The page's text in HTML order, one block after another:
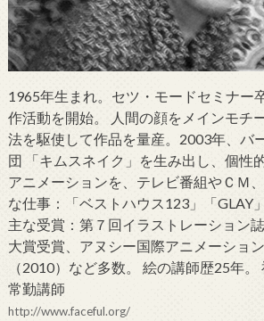
1965年生まれ。セツ・モードセミナー
作活動を開始。 人間の顔をメインモチ
法を駆使して作品を量産。2003年、バ
団 「キムスネイク」を生み出し、個性
アニメーションを、テレビ番組やＣＭ
な仕事：「ベストハウス123」「GLAY
主な受賞：第７回イラストレーション
大賞受賞、アヌシー国際アニメーショ
（2010）など多数。 絵の講師歴25年
常勤講師
http://www.faceful.org/